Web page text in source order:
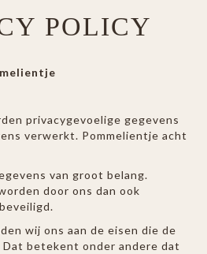
POLICY
privacygevoelige gegevens
verwerkt. Pommelientje acht
van groot belang.
door ons dan ook
wij ons aan de eisen die de
betekent onder andere dat